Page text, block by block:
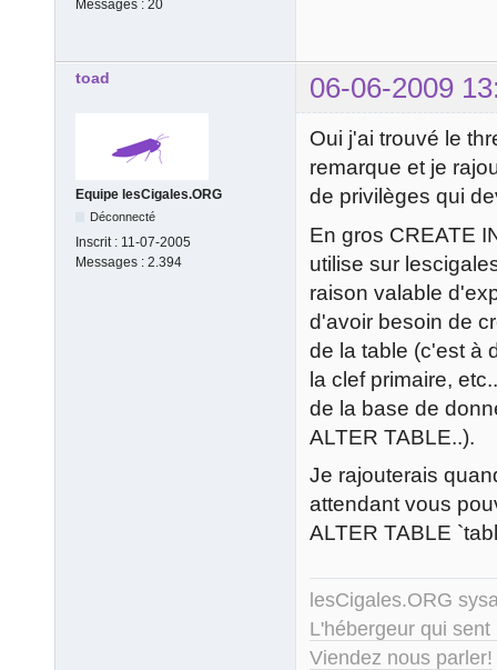
Messages : 20
toad 06-06-2009
Equipe lesCigales.ORG
Déconnecté
Inscrit : 11-07-2005
Messages : 2.394
Oui j'ai trouvé le
remarque et je
de privilèges qui
En gros CREATE
utilise sur
raison valable
d'avoir besoin de
de la table (c'est à
la clef primaire,
de la base de
ALTER TABLE..).
Je rajouterais
attendant vous
ALTER TABLE
lesCigales.ORG
L'hébergeur qui
Viendez nous parler!